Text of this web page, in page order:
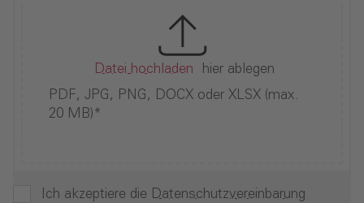
Datei hochladen
hier ablegen
PDF, JPG, PNG, DOCX oder XLSX (max.
20 MB)*
Ich akzeptiere die Datenschutzvereinbarung